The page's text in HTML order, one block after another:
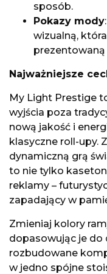
sposób.
Pokazy mody
wizualną,
Najważniejsze
My Light Prestige
wyjścia poza
nową jakość i
klasyczne roll-upy.
dynamiczną grą
to nie tylko
reklamy –
zapadający w
Zmieniaj kolory
dopasowując je do
rozbudowane
w jedno spójne